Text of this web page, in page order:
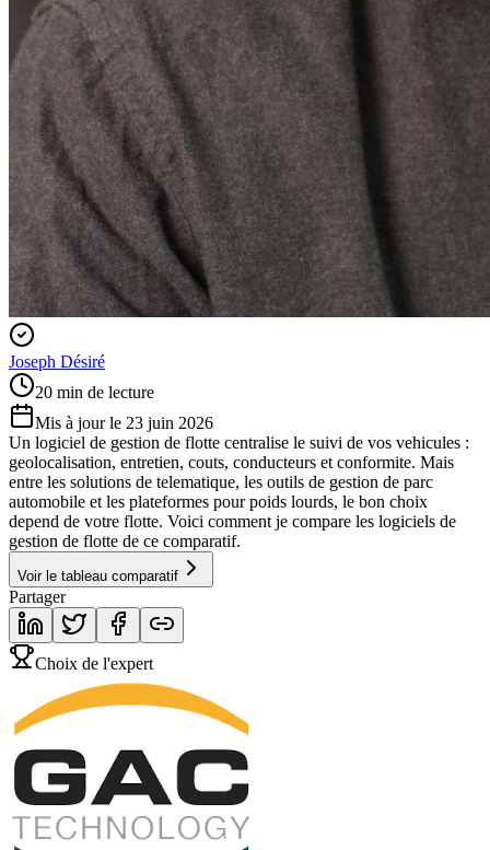
Joseph Désiré
20 min de lecture
Mis à jour le 23 juin 2026
Un logiciel de gestion de flotte centralise le suivi de vos vehicules :
geolocalisation, entretien, couts, conducteurs et conformite. Mais
entre les solutions de telematique, les outils de gestion de parc
automobile et les plateformes pour poids lourds, le bon choix
depend de votre flotte. Voici comment je compare les logiciels de
gestion de flotte de ce comparatif.
Voir le tableau comparatif
Partager
Choix de l'expert